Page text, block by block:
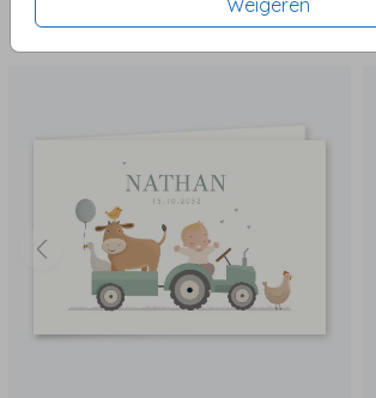
Weigeren